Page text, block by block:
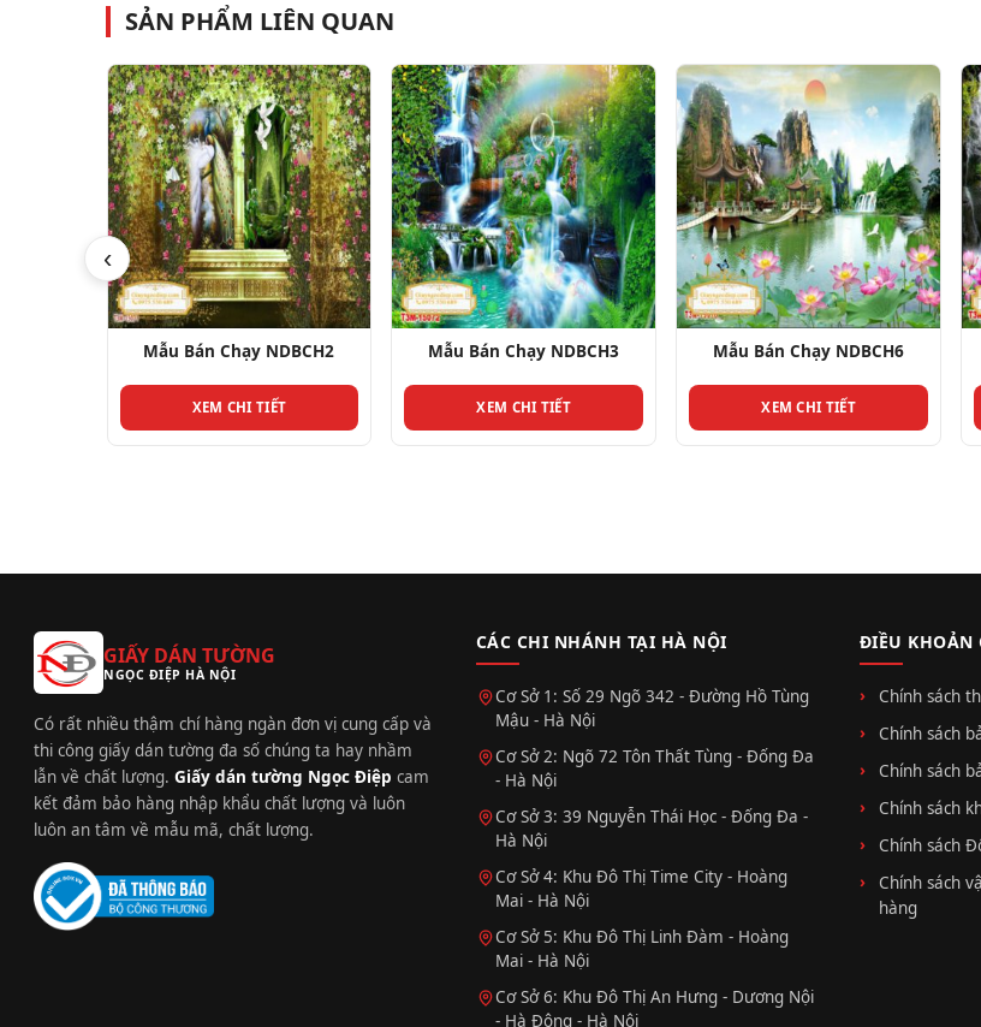
SẢN PHẨM LIÊN QUAN
‹
Mẫu Bán Chạy NDBCH2
XEM CHI TIẾT
Mẫu Bán Chạy NDBCH3
XEM CHI TIẾT
Mẫu Bán Chạy NDBCH6
XEM CHI TIẾT
GIẤY DÁN TƯỜNG
NGỌC ĐIỆP HÀ NỘI
Có rất nhiều thậm chí hàng ngàn đơn vị cung cấp và
thi công giấy dán tường đa số chúng ta hay nhầm
lẫn về chất lượng. Giấy dán tường Ngọc Điệp cam
kết đảm bảo hàng nhập khẩu chất lượng và luôn
luôn an tâm về mẫu mã, chất lượng.
CÁC CHI NHÁNH TẠI HÀ NỘI
Cơ Sở 1: Số 29 Ngõ 342 - Đường Hồ Tùng
Mậu - Hà Nội
Cơ Sở 2: Ngõ 72 Tôn Thất Tùng - Đống Đa
- Hà Nội
Cơ Sở 3: 39 Nguyễn Thái Học - Đống Đa -
Hà Nội
Cơ Sở 4: Khu Đô Thị Time City - Hoàng
Mai - Hà Nội
Cơ Sở 5: Khu Đô Thị Linh Đàm - Hoàng
Mai - Hà Nội
Cơ Sở 6: Khu Đô Thị An Hưng - Dương Nội
- Hà Đông - Hà Nội
ĐIỀU KHOẢN
Chính sách
Chính sách
Chính sách
Chính sách
Chính sách
Chính sách
hàng